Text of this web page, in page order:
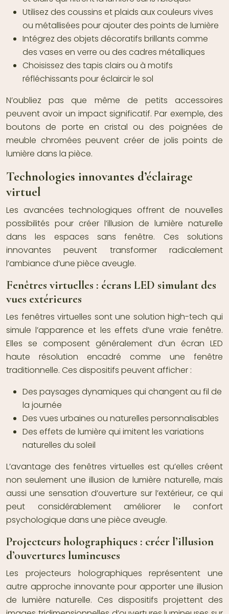
Utilisez des coussins et plaids aux couleurs vives
ou métallisées pour ajouter des points de lumière
Intégrez des objets décoratifs brillants comme
des vases en verre ou des cadres métalliques
Choisissez des tapis clairs ou à motifs
réfléchissants pour éclaircir le sol
N’oubliez pas que même de petits accessoires
peuvent avoir un impact significatif. Par exemple, des
boutons de porte en cristal ou des poignées de
meuble chromées peuvent créer de jolis points de
lumière dans la pièce.
Technologies innovantes d’éclairage
virtuel
Les avancées technologiques offrent de nouvelles
possibilités pour créer l’illusion de lumière naturelle
dans les espaces sans fenêtre. Ces solutions
innovantes peuvent transformer radicalement
l’ambiance d’une pièce aveugle.
Fenêtres virtuelles : écrans LED simulant des
vues extérieures
Les fenêtres virtuelles sont une solution high-tech qui
simule l’apparence et les effets d’une vraie fenêtre.
Elles se composent généralement d’un écran LED
haute résolution encadré comme une fenêtre
traditionnelle. Ces dispositifs peuvent afficher :
Des paysages dynamiques qui changent au fil de
la journée
Des vues urbaines ou naturelles personnalisables
Des effets de lumière qui imitent les variations
naturelles du soleil
L’avantage des fenêtres virtuelles est qu’elles créent
non seulement une illusion de lumière naturelle, mais
aussi une sensation d’ouverture sur l’extérieur, ce qui
peut considérablement améliorer le confort
psychologique dans une pièce aveugle.
Projecteurs holographiques : créer l’illusion
d’ouvertures lumineuses
Les projecteurs holographiques représentent une
autre approche innovante pour apporter une illusion
de lumière naturelle. Ces dispositifs projettent des